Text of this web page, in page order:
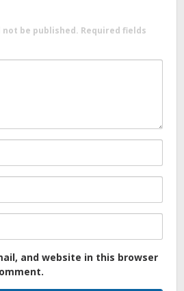
be published. Required fields
and website in this browser